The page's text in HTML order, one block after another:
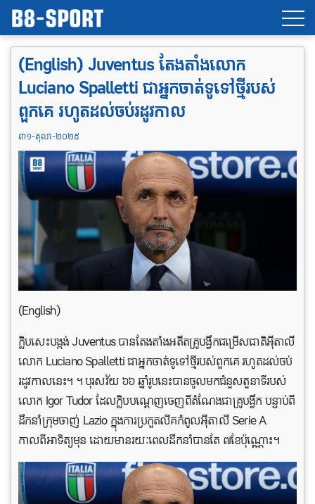
(English) Juventus តែងតាំងលោក
Luciano Spalletti ជាអ្នកចាត់ទូទៅថ្មីរបស់
ពួកគេ រហូតដល់ចប់រដូវកាល
៣១-តុលា-២០២៥
(English)
ក្លិបសេះបង្កង់ Juventus បានតែងតាំងអតីតគ្រូបង្វឹកជម្រើសជាតិអ៊ីតាលី
លោក Luciano Spalletti ជាអ្នកចាត់ទូទៅថ្មីរបស់ពួកគេ រហូតដល់ចប់
រដូវកាលនេះ។ ។ បុរសវ័យ ៦៦ ឆ្នាំរូបនេះបានចូលមកជំនួសតួនាទីរបស់
លោក Igor Tudor ដែលក្លិបបណ្តេញចេញពីតំណែងជាគ្រូបង្វឹក បន្ទាប់ពី
ដឹកនាំក្រុមចាញ់ Lazio ក្នុងការប្រកួតលីគកំពូលអ៊ីតាលី Serie A
កាលពីអាទិត្យមុន ដោយមានរយៈពេលដឹកនាំបានតែ ៧ខែប៉ុណ្ណោះ។